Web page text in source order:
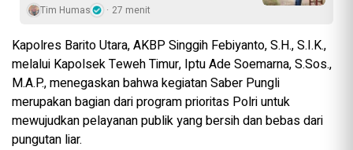
Tim Humas 27 menit
Kapolres Barito Utara, AKBP Singgih Febiyanto, S.H., S.I.K.,
melalui Kapolsek Teweh Timur, Iptu Ade Soemarna, S.Sos.,
M.A.P., menegaskan bahwa kegiatan Saber Pungli
merupakan bagian dari program prioritas Polri untuk
mewujudkan pelayanan publik yang bersih dan bebas dari
pungutan liar.